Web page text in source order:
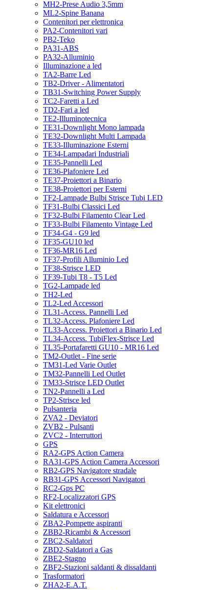
MH2-Prese Audio 3,5mm
ML2-Spine Banana
Contenitori per elettronica
PA2-Contenitori vari
PB2-Teko
PA31-ABS
PA32-Alluminio
Illuminazione a led
TA2-Barre Led
TB2-Driver - Alimentatori
TB31-Switching Power Supply
TC2-Faretti a Led
TD2-Fari a led
TE2-Illuminotecnica
TE31-Downlight Mono lampada
TE32-Downlight Multi Lampada
TE33-Illuminazione Esterni
TE34-Lampadari Industriali
TE35-Pannelli Led
TE36-Plafoniere Led
TE37-Proiettori a Binario
TE38-Proiettori per Esterni
TF2-Lampade Bulbi Strisce Tubi LED
TF31-Bulbi Classici Led
TF32-Bulbi Filamento Clear Led
TF33-Bulbi Filamento Vintage Led
TF34-G4 - G9 led
TF35-GU10 led
TF36-MR16 Led
TF37-Profili Alluminio Led
TF38-Strisce LED
TF39-Tubi T8 - T5 Led
TG2-Lampade led
TH2-Led
TL2-Led Accessori
TL31-Access. Pannelli Led
TL32-Access. Plafoniere Led
TL33-Access. Proiettori a Binario Led
TL34-Access. TubiFlex-Strisce Led
TL35-Portafaretti GU10 - MR16 Led
TM2-Outlet - Fine serie
TM31-Led Varie Outlet
TM32-Pannelli Led Outlet
TM33-Strisce LED Outlet
TN2-Pannelli a Led
TP2-Strisce led
Pulsanteria
ZVA2 - Deviatori
ZVB2 - Pulsanti
ZVC2 - Interruttori
GPS
RA2-GPS Action Camera
RA31-GPS Action Camera Accessori
RB2-GPS Navigatore stradale
RB31-GPS Accessori Navigatori
RC2-Gps PC
RF2-Localizzatori GPS
Kit elettronici
Saldatura e Accessori
ZBA2-Pompette aspiranti
ZBB2-Ricambi & Accessori
ZBC2-Saldatori
ZBD2-Saldatori a Gas
ZBE2-Stagno
ZBF2-Stazioni saldanti & dissaldanti
Trasformatori
ZHA2-E.A.T.